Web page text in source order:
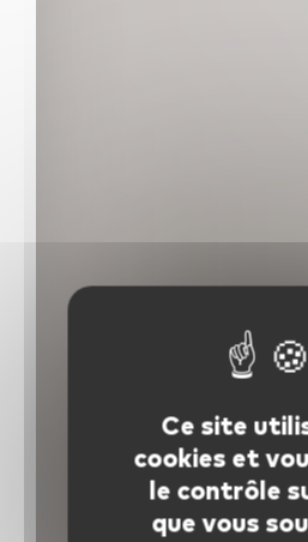
Ce site
cookies et
le contrôle
que vous